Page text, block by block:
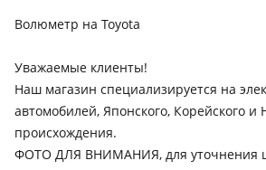
3 поколение [2-й рестайлинг] (T27)
Toyota Camry
1994 - 1998 V40, 1996 - 2000 XV20, 1999 -
рестайлинг (V25), 2001 - 2004 XV30, 2004
рестайлинг (V35), 2006 - 2009 XV40,
рестайлинг (V45), 2011 - 2014 XV50, 2014
рестайлинг (V55), 2017 - 2021 XV70, 2020
рестайлинг (V75), 2023 - н.в. XV80
Toyota Corolla
Волюметр на Toyota
Уважаемые клиенты!
Наш магазин специализируется на
автомобилей, Японского, Корейского и
происхождения.
ФОТО ДЛЯ ВНИМАНИЯ, для уточнения